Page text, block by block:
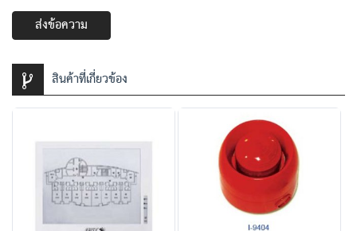
ส่งข้อความ
สินค้าที่เกี่ยวข้อง